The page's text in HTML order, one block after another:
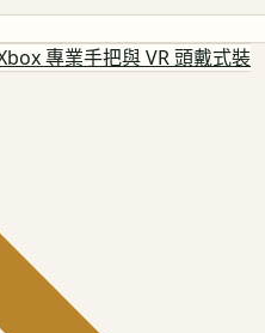
專業手把與 VR 頭戴式裝